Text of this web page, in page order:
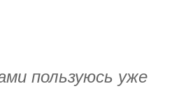
пользуюсь уже